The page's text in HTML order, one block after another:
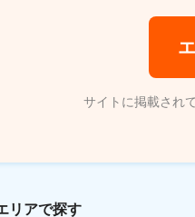
サイトに掲載され
リアで探す